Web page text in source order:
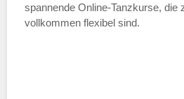
Name der Tanzschule
spannende Online-Tanzkurse, die
vollkommen flexibel sind.